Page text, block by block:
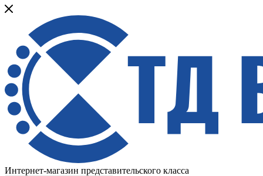
Интернет-магазин представительского класса